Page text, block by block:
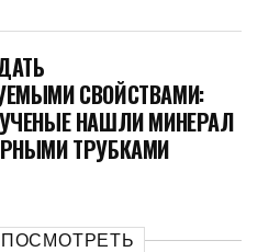
СВОЙСТВАМИ:
НАШЛИ МИНЕРАЛ
ТРУБКАМИ